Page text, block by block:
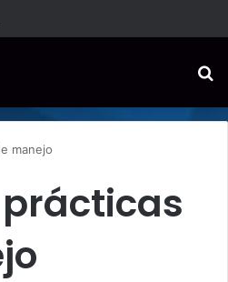
a la economía circular
manejo